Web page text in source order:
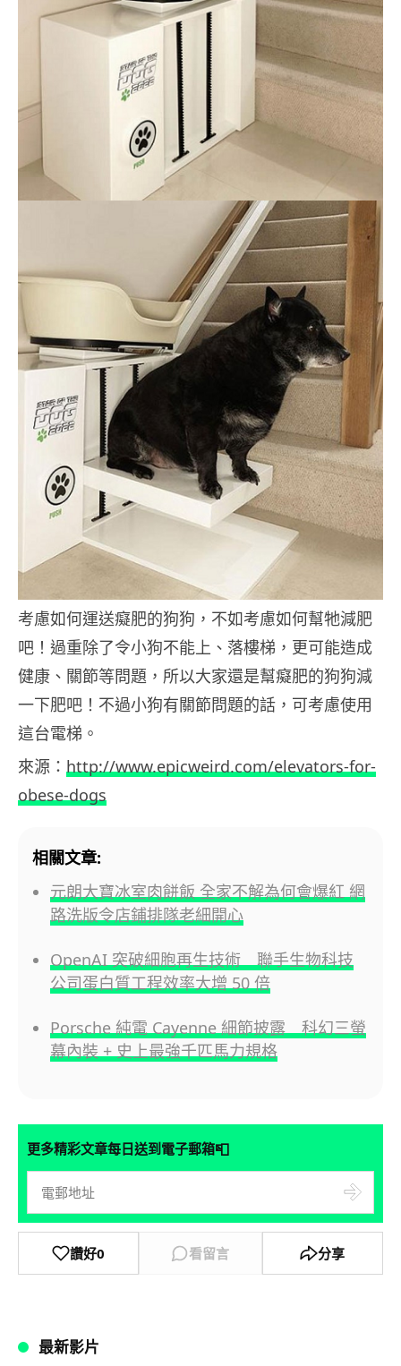
考慮如何運送癡肥的狗狗，不如考慮如何幫牠減肥
吧！過重除了令小狗不能上、落樓梯，更可能造成
健康、關節等問題，所以大家還是幫癡肥的狗狗減
一下肥吧！不過小狗有關節問題的話，可考慮使用
這台電梯。
來源： http://www.epicweird.com/elevators-for-
obese-dogs
相關文章:
元朗大寶冰室肉餅飯 全家不解為何會爆紅 網
路洗版令店鋪排隊老細開心
OpenAI 突破細胞再生技術 聯手生物科技
公司蛋白質工程效率大增 50 倍
Porsche 純電 Cayenne 細節披露 科幻三螢
幕內裝 + 史上最強千匹馬力規格
更多精彩文章每日送到電子郵箱📮
讚好0 看留言 分享
最新影片